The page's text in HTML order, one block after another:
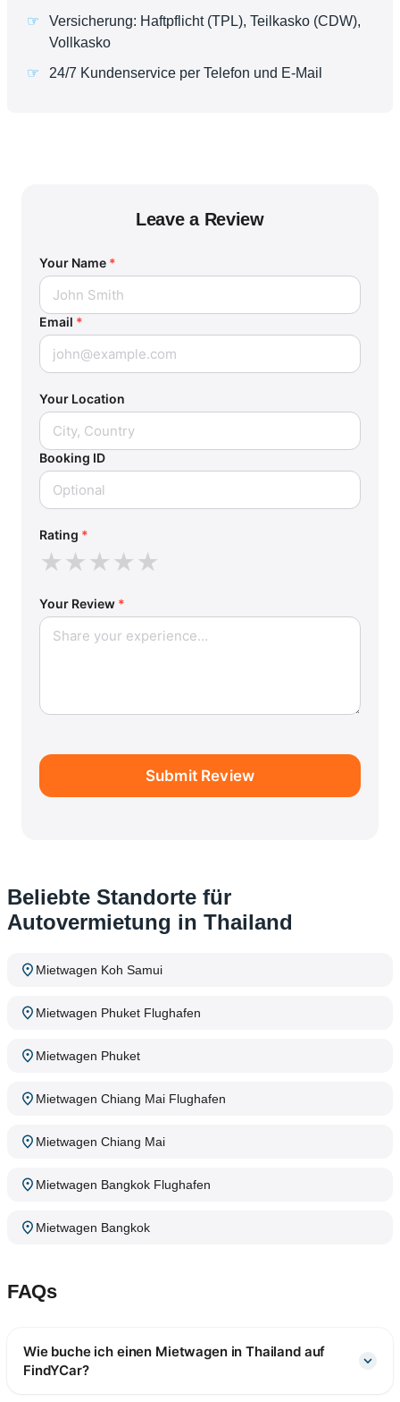
Versicherung: Haftpflicht (TPL), Teilkasko (CDW),
Vollkasko
24/7 Kundenservice per Telefon und E-Mail
Leave a Review
Your Name *
Email *
Your Location
Booking ID
Rating *
★★★★★
Your Review *
Submit Review
Beliebte Standorte für
Autovermietung in Thailand
Mietwagen Koh Samui
Mietwagen Phuket Flughafen
Mietwagen Phuket
Mietwagen Chiang Mai Flughafen
Mietwagen Chiang Mai
Mietwagen Bangkok Flughafen
Mietwagen Bangkok
FAQs
Wie buche ich einen Mietwagen in Thailand auf
FindYCar?